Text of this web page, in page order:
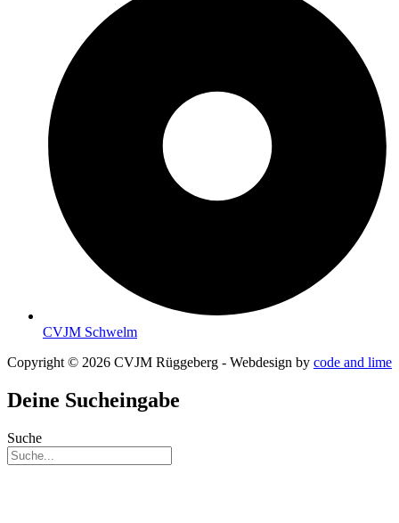
CVJM Schwelm
Copyright © 2026 CVJM Rüggeberg - Webdesign by code and lime
Deine Sucheingabe
Suche